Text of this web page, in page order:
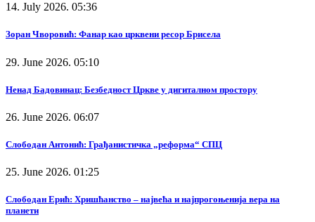
14. July 2026. 05:36
Зоран Чворовић: Фанар као црквени ресор Брисела
29. June 2026. 05:10
Ненад Бадовинац: Безбедност Цркве у дигиталном простору
26. June 2026. 06:07
Слободан Антонић: Грађанистичка „реформа“ СПЦ
25. June 2026. 01:25
Слободан Ерић: Хришћанство – највећа и најпрогоњенија вера на
планети